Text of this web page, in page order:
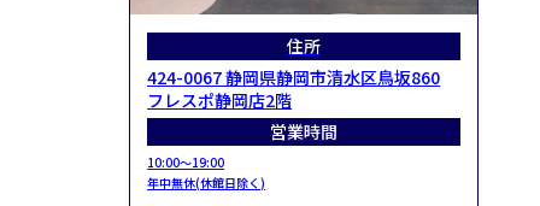
住所
424-0067 静岡県静岡市清水区鳥坂860
フレスポ静岡店2階
営業時間
10:00～19:00
年中無休(休館日除く)